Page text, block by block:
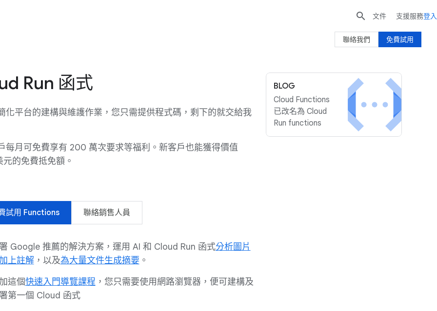
Run 函式
化平台的建構與維護作業，您只需提供程式碼，剩下的就交給我
每月可免費享有 200 萬次要求等福利。新客戶也能獲得價值
的免費抵免額。
試用 Functions 聯絡銷售人員
Google 推薦的解決方案，運用 AI 和 Cloud Run 函式分析圖片
上註解，以及為大量文件生成摘要 。
這個快速入門導覽課程 ，您只需要使用網路瀏覽器，便可建構及
第一個 Cloud 函式
BLOG
Cloud Functions
已改名為 Cloud
Run functions
 文件 支援服務登入
免費試用
聯絡我們